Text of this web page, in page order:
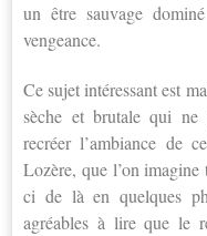
un être sauvage
vengeance.
Ce sujet intéressant est
sèche et brutale qui ne
recréer l’ambiance de
Lozère, que l’on imagine
ci de là en quelques
agréables à lire que le